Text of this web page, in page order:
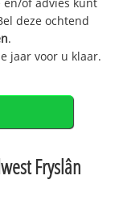
deze ochtend
.
jaar voor u klaar.
Fryslân